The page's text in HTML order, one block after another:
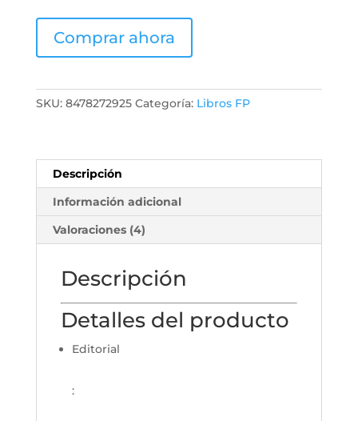
s de
clientes
Comprar ahora
SKU: 8478272925 Categoría: Libros FP
Descripción
Información adicional
Valoraciones (4)
Descripción
Detalles del producto
Editorial
: